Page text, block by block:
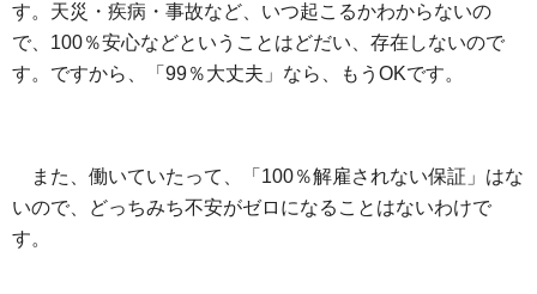
す。天災・疾病・事故など、いつ起こるかわからないの
で、100％安心などということはどだい、存在しないので
す。ですから、「99％大丈夫」なら、もうOKです。
また、働いていたって、「100％解雇されない保証」はな
いので、どっちみち不安がゼロになることはないわけで
す。